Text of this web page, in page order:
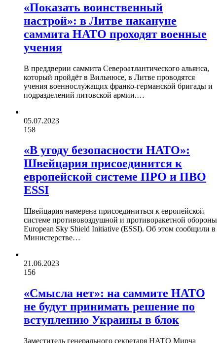
«Показать воинственный
настрой»: в Литве накануне
саммита НАТО проходят военные
учения
В преддверии саммита Североатлантического альянса,
который пройдёт в Вильнюсе, в Литве проводятся
учения военнослужащих франко-германской бригады и
подразделений литовской армии.…
05.07.2023
158
«В угоду безопасности НАТО»:
Швейцария присоединится к
европейской системе ПРО и ПВО
ESSI
Швейцария намерена присоединиться к европейской
системе противовоздушной и противоракетной обороны
European Sky Shield Initiative (ESSI). Об этом сообщили в
Министерстве…
21.06.2023
156
«Смысла нет»: на саммите НАТО
не будут принимать решение по
вступлению Украины в блок
Заместитель генерального секретаря НАТО Мирча